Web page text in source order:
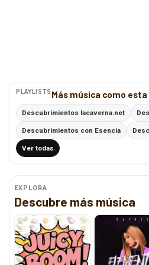
PLAYLISTS Más música como esta
Descubrimientos lacaverna.net
Descubrimientos con Esencia
Ver todas
EXPLORA
Descubre más música